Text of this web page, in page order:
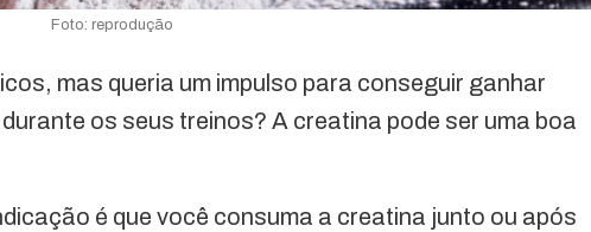
Foto: reprodução
mas queria um impulso para conseguir ganhar
os seus treinos? A creatina pode ser uma boa
é que você consuma a creatina junto ou após